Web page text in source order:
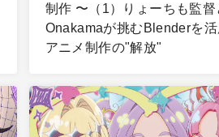
制作 〜（1）りょーちも監督
Onakamaが挑むBlenderを活
アニメ制作の"解放"